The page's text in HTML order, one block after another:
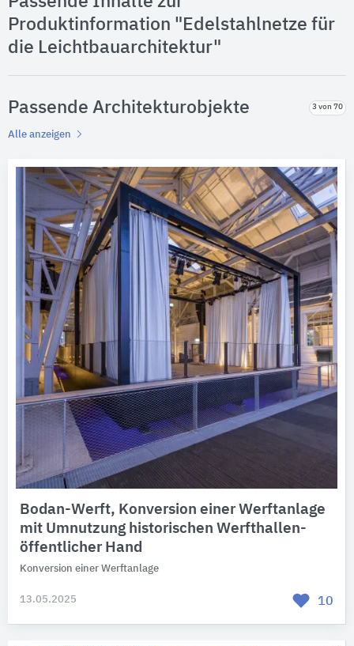
Produktinformation "Edelstahlnetze für
die Leichtbauarchitektur"
Passende Architekturobjekte 3 von 70
Alle anzeigen
Bodan-Werft, Konversion einer Werftanlage
mit Umnutzung historischen Werfthallen-
öffentlicher Hand
Konversion einer Werftanlage
13.05.2025 10